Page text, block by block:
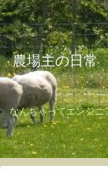
農場主の日常
なんちゃってエンジニ